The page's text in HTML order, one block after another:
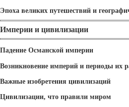
Эпоха великих путешествий и
Империи и цивилизации
Падение Османской империи
Возникновение империй и периоды их
Важные изобретения цивилизаций
Цивилизации, что правили миром